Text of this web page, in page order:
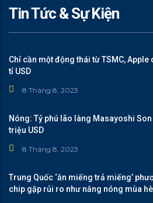
Tin Tức & Sự Kiện
Chỉ cần một động thái từ TSMC,
tỉ USD
8 Tháng 8, 2023
Nóng: Tỷ phú lão làng Masayoshi
triệu USD
8 Tháng 8, 2023
Trung Quốc ‘ăn miếng trả miếng’
chip gặp rủi ro như nắng nóng mùa hè